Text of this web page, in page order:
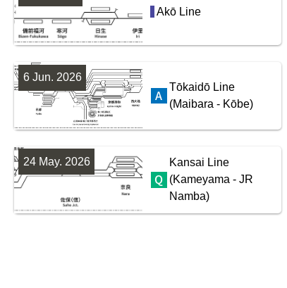
Akō Line
Tōkaidō Line
(Maibara - Kōbe)
6 Jun. 2026
Kansai Line
(Kameyama - JR
Namba)
24 May. 2026